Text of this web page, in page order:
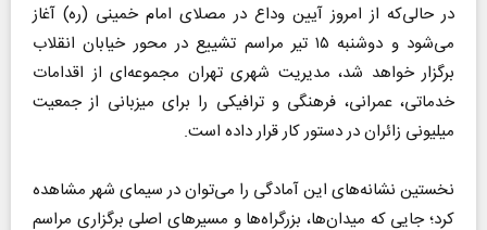
در حالی‌که از امروز آیین وداع در مصلای امام خمینی (ره) آغاز
می‌شود و دوشنبه ۱۵ تیر مراسم تشییع در محور خیابان انقلاب
برگزار خواهد شد، مدیریت شهری تهران مجموعه‌ای از اقدامات
خدماتی، عمرانی، فرهنگی و ترافیکی را برای میزبانی از جمعیت
میلیونی زائران در دستور کار قرار داده است.
نخستین نشانه‌های این آمادگی را می‌توان در سیمای شهر مشاهده
کرد؛ جایی که میدان‌ها، بزرگراه‌ها و مسیر‌های اصلی برگزاری مراسم